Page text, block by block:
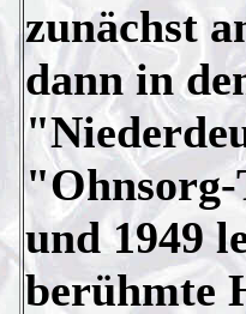
zunächst
dann in
"Ohnsorg-
und 1949
berühmte